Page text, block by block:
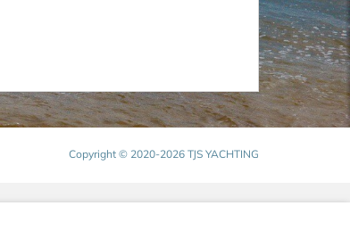
Copyright © 2020-2026 TJS YACHTING